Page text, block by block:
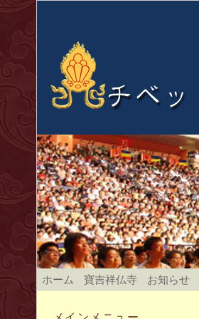
ホーム 寶吉祥仏寺 お知らせ